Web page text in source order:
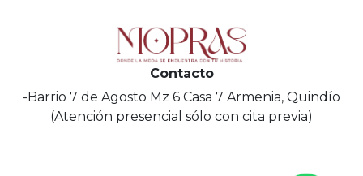
Contacto
-Barrio 7 de Agosto Mz 6 Casa 7 Armenia, Quindío
(Atención presencial sólo con cita previa)